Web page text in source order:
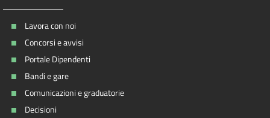
Lavora con noi
Concorsi e avvisi
Portale Dipendenti
Bandi e gare
Comunicazioni e graduatorie
Decisioni